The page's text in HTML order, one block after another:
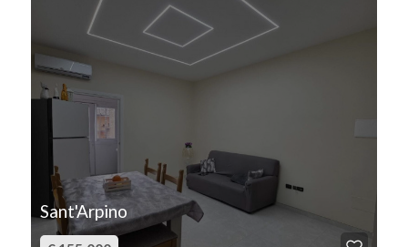
Sant'Arpino